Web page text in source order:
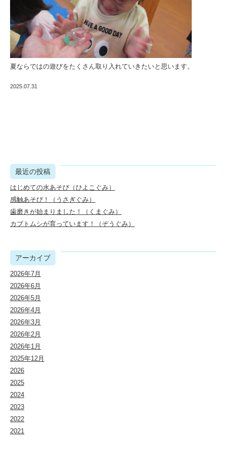
夏ならではの遊びをたくさん取り入れていきたいと思います。
2025.07.31
最近の投稿
はじめての水あそび（ひよこぐみ）
感触あそび！（うさぎぐみ）
歯磨きが始まりました！（くまぐみ）
カブトムシが育っています！（ぞうぐみ）
アーカイブ
2026年7月
2026年6月
2026年5月
2026年4月
2026年3月
2026年2月
2026年1月
2025年12月
2026
2025
2024
2023
2022
2021